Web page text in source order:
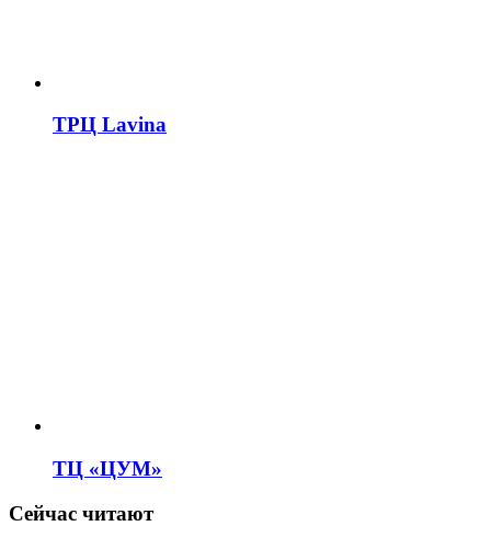
ТРЦ Lavina
ТЦ «ЦУМ»
Сейчас читают